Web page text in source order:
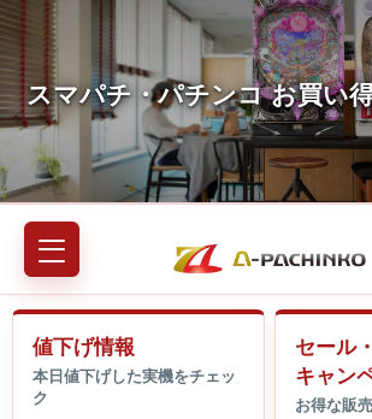
値下げ情報
セール・
キャン